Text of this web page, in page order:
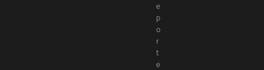
e
p
o
r
t
e